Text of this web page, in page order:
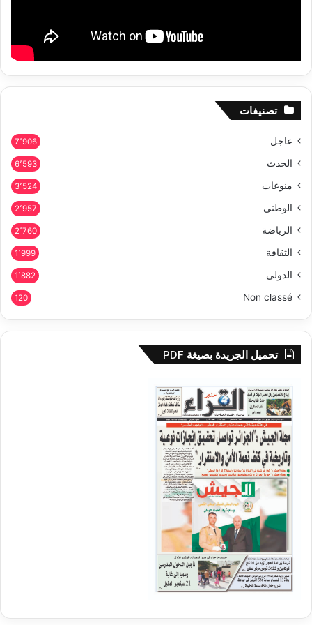
تصنيفات
عاجل 7٬906
الحدث 6٬593
منوعات 3٬524
الوطني 2٬957
الرياضة 2٬760
الثقافة 1٬999
الدولي 1٬882
Non classé
120
تحميل الجريدة بصيغة PDF